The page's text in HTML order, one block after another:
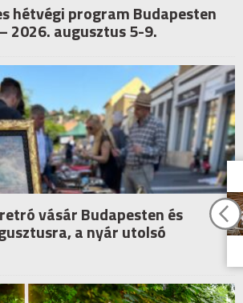
hétvégi program Budapesten
2026. augusztus 5-9.
vásár Budapesten és
a nyár utolsó